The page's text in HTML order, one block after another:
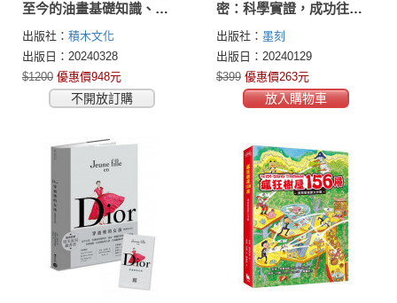
至今的油畫基礎知識、配
方與操作專業實務
出版社： 積木文化
出版日：20240328
$1200 優惠價948元
不開放訂購
密：科學實證，成功往往
都是因為運氣，40個從日
常練習的強運實例，輕鬆
培養商業思維
出版社： 墨刻
出版日：20240129
$399 優惠價263元
放入購物車